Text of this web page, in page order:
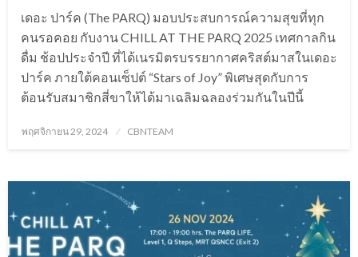
เดอะ ปาร์ค (The PARQ) มอบประสบการณ์ความสุขที่ทุก
คนรอคอย กับงาน CHILL AT THE PARQ 2025 เทศกาลกิน
ดื่ม ช้อปประจำปี ที่ได้เนรมิตรบรรยากาศคริสต์มาสในเดอะ
ปาร์ค ภายใต้คอนเซ็ปต์ “Stars of Joy” พิเศษสุดกับการ
ต้อนรับสมาชิกสี่ขาให้ได้มาเฉลิมฉลองร่วมกันในปีนี้
Posted
พฤศจิกายน 29, 2024 CBNTEAM